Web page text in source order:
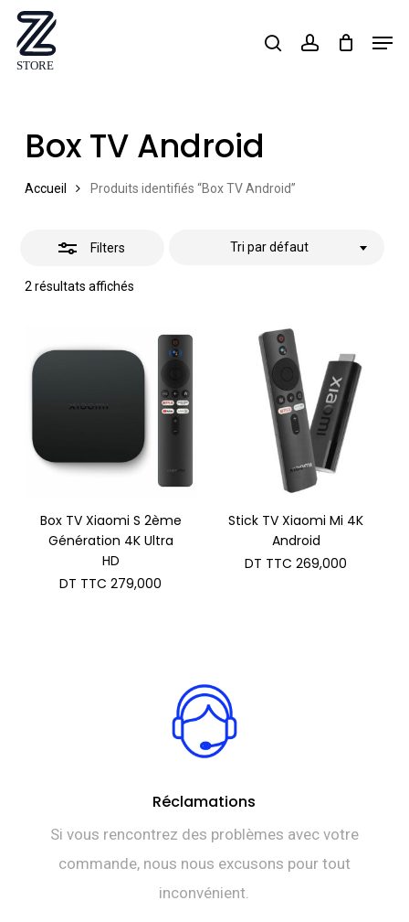
Skip
main
searchaccount
Box TV Android
Accueil Produits identifiés “Box TV Android”
Filters
2 résultats affichés
Tri par défaut
Close
Box TV Xiaomi S 2ème
Génération 4K Ultra
HD
DT TTC 279,000
Stick TV Xiaomi Mi 4K
Android
DT TTC 269,000
Réclamations
Si vous rencontrez des problèmes avec votre
commande, nous nous excusons pour tout
inconvénient.